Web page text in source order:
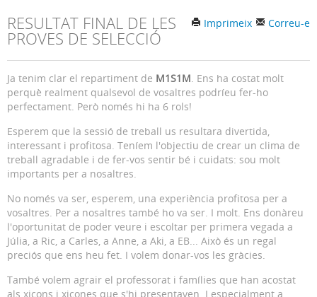
Correu-e
Imprimeix
RESULTAT FINAL DE LES
PROVES DE SELECCIÓ
Ja tenim clar el repartiment de M1S1M. Ens ha costat molt
perquè realment qualsevol de vosaltres podríeu fer-ho
perfectament. Però només hi ha 6 rols!
Esperem que la sessió de treball us resultara divertida,
interessant i profitosa. Teníem l'objectiu de crear un clima de
treball agradable i de fer-vos sentir bé i cuidats: sou molt
importants per a nosaltres.
No només va ser, esperem, una experiència profitosa per a
vosaltres. Per a nosaltres també ho va ser. I molt. Ens donàreu
l'oportunitat de poder veure i escoltar per primera vegada a
Júlia, a Ric, a Carles, a Anne, a Aki, a EB... Això és un regal
preciós que ens heu fet. I volem donar-vos les gràcies.
També volem agrair el professorat i famílies que han acostat
als xicons i xicones que s'hi presentaven. I especialment a